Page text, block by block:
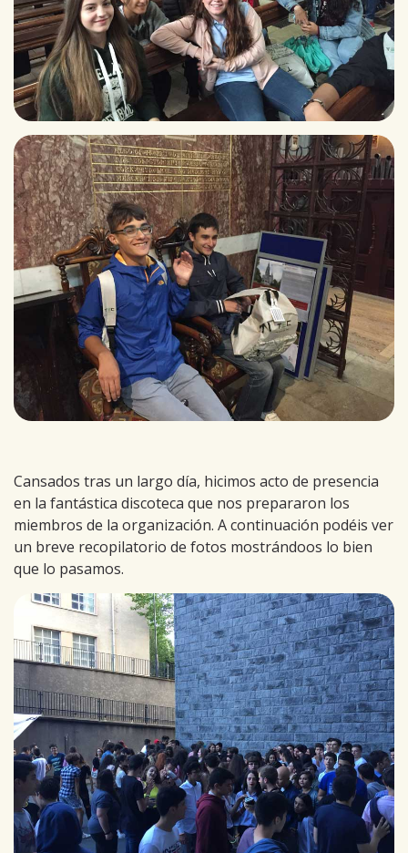
Cansados tras un largo día, hicimos acto de presencia
en la fantástica discoteca que nos prepararon los
miembros de la organización. A continuación podéis ver
un breve recopilatorio de fotos mostrándoos lo bien
que lo pasamos.